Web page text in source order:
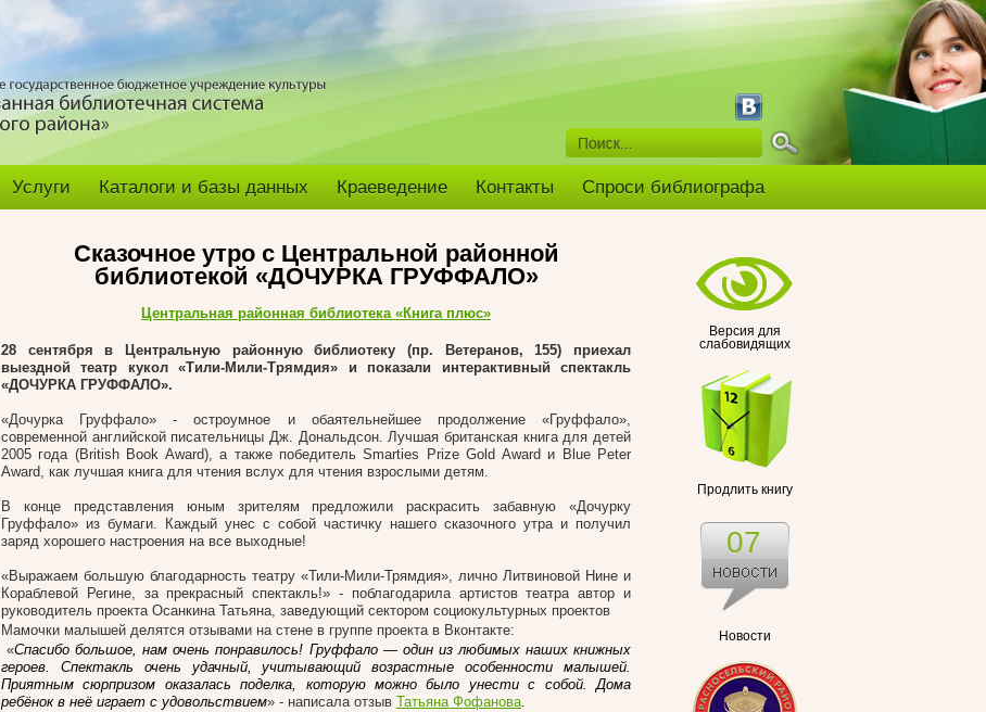
Услуги Каталоги и базы данных Краеведение Контакты Спроси библиографа
Версия для
слабовидящих
Продлить книгу
Новости
07
Сказочное утро с Центральной районной
библиотекой «ДОЧУРКА ГРУФФАЛО»
Центральная районная библиотека «Книга плюс»
28 сентября в Центральную районную библиотеку (пр. Ветеранов, 155) приехал
выездной театр кукол «Тили-Мили-Трямдия» и показали интерактивный спектакль
«ДОЧУРКА ГРУФФАЛО».
«Дочурка Груффало» - остроумное и обаятельнейшее продолжение «Груффало»,
современной английской писательницы Дж. Дональдсон. Лучшая британская книга для детей
2005 года (British Book Award), а также победитель Smarties Prize Gold Award и Blue Peter
Award, как лучшая книга для чтения вслух для чтения взрослыми детям.
В конце представления юным зрителям предложили раскрасить забавную «Дочурку
Груффало» из бумаги. Каждый унес с собой частичку нашего сказочного утра и получил
заряд хорошего настроения на все выходные!
«Выражаем большую благодарность театру «Тили-Мили-Трямдия», лично Литвиновой Нине и
Кораблевой Регине, за прекрасный спектакль!» - поблагодарила артистов театра автор и
руководитель проекта Осанкина Татьяна, заведующий сектором социокультурных проектов
Мамочки малышей делятся отзывами на стене в группе проекта в Вконтакте:
«Спасибо большое, нам очень понравилось! Груффало — один из любимых наших книжных
героев. Спектакль очень удачный, учитывающий возрастные особенности малышей.
Приятным сюрпризом оказалась поделка, которую можно было унести с собой. Дома
ребёнок в неё играет с удовольствием» - написала отзыв Татьяна Фофанова.